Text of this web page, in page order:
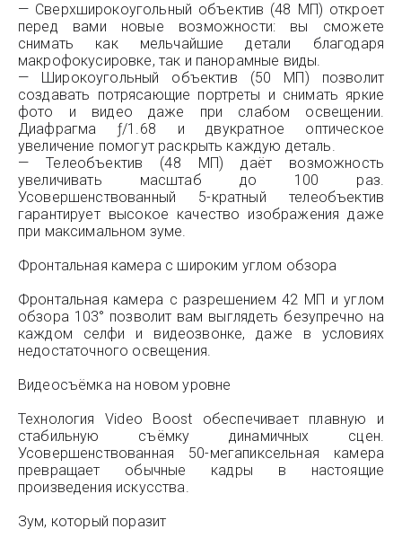
— Сверхширокоугольный объектив (48 МП) откроет
перед вами новые возможности: вы сможете
снимать как мельчайшие детали благодаря
макрофокусировке, так и панорамные виды.
— Широкоугольный объектив (50 МП) позволит
создавать потрясающие портреты и снимать яркие
фото и видео даже при слабом освещении.
Диафрагма ƒ/1.68 и двукратное оптическое
увеличение помогут раскрыть каждую деталь.
— Телеобъектив (48 МП) даёт возможность
увеличивать масштаб до 100 раз.
Усовершенствованный 5-кратный телеобъектив
гарантирует высокое качество изображения даже
при максимальном зуме.
Фронтальная камера с широким углом обзора
Фронтальная камера с разрешением 42 МП и углом
обзора 103° позволит вам выглядеть безупречно на
каждом селфи и видеозвонке, даже в условиях
недостаточного освещения.
Видеосъёмка на новом уровне
Технология Video Boost обеспечивает плавную и
стабильную съёмку динамичных сцен.
Усовершенствованная 50-мегапиксельная камера
превращает обычные кадры в настоящие
произведения искусства.
Зум, который поразит